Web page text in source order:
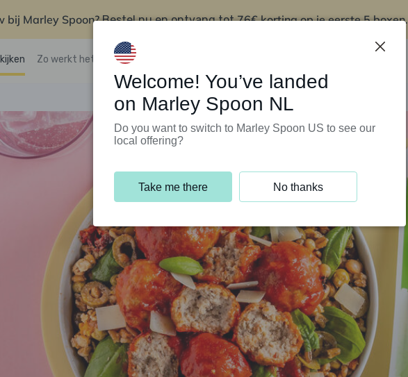
bij Marley Spoon?Bestel nu en ontvang tot76€ korting op je eerste 5 boxen.
Zo werkt het Klantenservice
Welcome! You’ve landed
on Marley Spoon NL
Do you want to switch to Marley Spoon US to see our
local offering?
Take me there No thanks